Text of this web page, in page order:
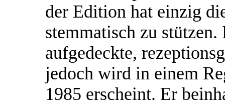
der Edition hat einzig
stemmatisch zu
aufgedeckte,
jedoch wird in einem
1985 erscheint. Er